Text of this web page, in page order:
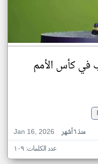
عرب في كأس الأمم
Jan 16, 2026
منذ ٦ أشهر
عدد الكلمات: ١٠٩